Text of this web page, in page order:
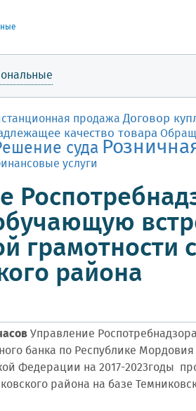
продажа Договор
качество товара
суда
услуги
грамотности
района
Управление
банка по Республике
Федерации на 2017-2023годы
района на базе